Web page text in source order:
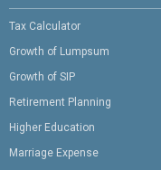
Tax Calculator
Growth of Lumpsum
Growth of SIP
Retirement Planning
Higher Education
Marriage Expense